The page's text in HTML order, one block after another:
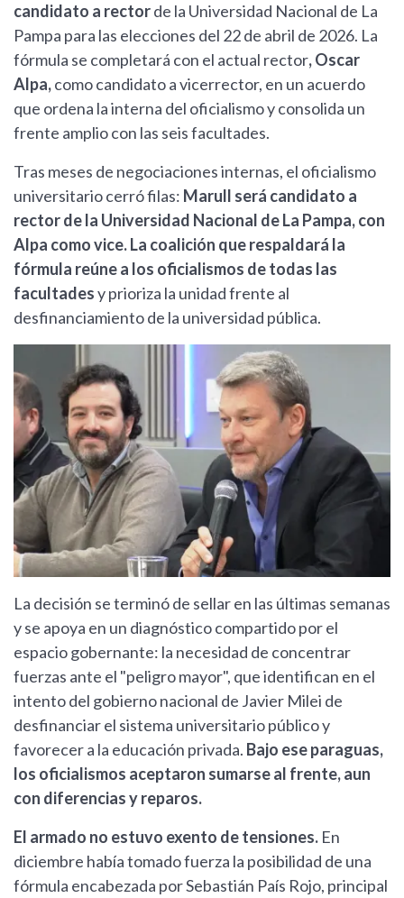
candidato a rectorde la Universidad Nacional de La
Pampa para las elecciones del 22 de abril de 2026. La
fórmula se completará con el actual rector, Oscar
Alpa,como candidato a vicerrector, en un acuerdo
que ordena la interna del oficialismo y consolida un
frente amplio con las seis facultades.
Tras meses de negociaciones internas, el oficialismo
universitario cerró filas: Marull será candidato a
rector de la Universidad Nacional de La Pampa, con
Alpa como vice. La coalición que respaldará la
fórmula reúne a los oficialismos de todas las
facultadesy prioriza la unidad frente al
desfinanciamiento de la universidad pública.
La decisión se terminó de sellar en las últimas semanas
y se apoya en un diagnóstico compartido por el
espacio gobernante: la necesidad de concentrar
fuerzas ante el "peligro mayor", que identifican en el
intento del gobierno nacional de Javier Milei de
desfinanciar el sistema universitario público y
favorecer a la educación privada. Bajo ese paraguas,
los oficialismos aceptaron sumarse al frente, aun
con diferencias y reparos.
El armado no estuvo exento de tensiones. En
diciembre había tomado fuerza la posibilidad de una
fórmula encabezada por Sebastián País Rojo, principal